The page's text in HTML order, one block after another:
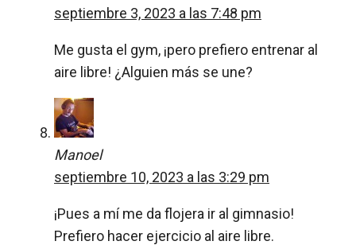
septiembre 3, 2023 a las 7:48 pm
Me gusta el gym, ¡pero prefiero entrenar al
aire libre! ¿Alguien más se une?
Manoel
septiembre 10, 2023 a las 3:29 pm
¡Pues a mí me da flojera ir al gimnasio!
Prefiero hacer ejercicio al aire libre.